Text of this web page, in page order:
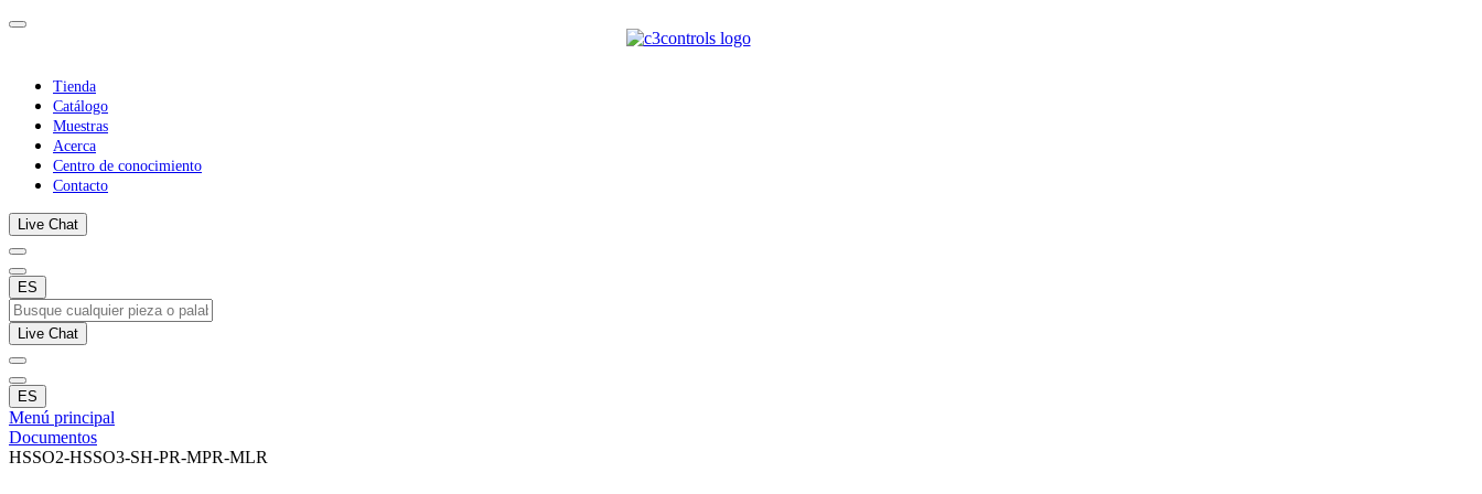
Tienda
Catálogo
Muestras
Acerca
Centro de conocimiento
Contacto
Live Chat
ES
Live Chat
ES
Menú principal
Documentos
HSSO2-HSSO3-SH-PR-MPR-MLR